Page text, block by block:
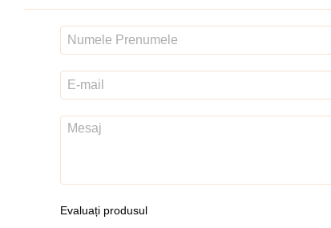
Evaluați produsul